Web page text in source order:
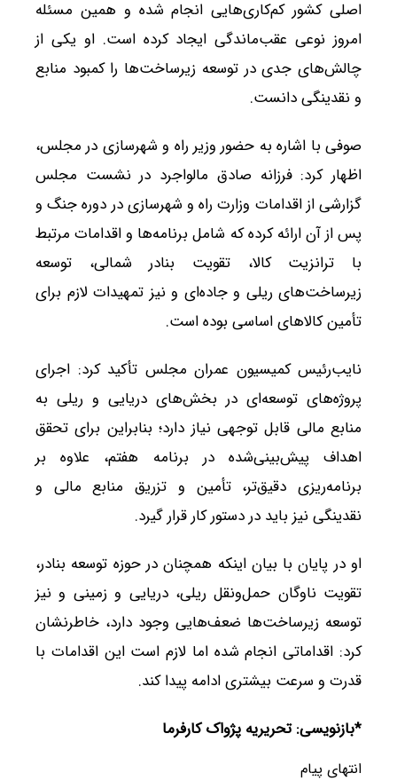
اصلی کشور کم‌کاری‌هایی انجام شده و همین مسئله
امروز نوعی عقب‌ماندگی ایجاد کرده است. او یکی از
چالش‌های جدی در توسعه زیرساخت‌ها را کمبود منابع
و نقدینگی دانست.
صوفی با اشاره به حضور وزیر راه و شهرسازی در مجلس،
اظهار کرد: فرزانه صادق مالواجرد در نشست مجلس
گزارشی از اقدامات وزارت راه و شهرسازی در دوره جنگ و
پس از آن ارائه کرده که شامل برنامه‌ها و اقدامات مرتبط
با ترانزیت کالا، تقویت بنادر شمالی، توسعه
زیرساخت‌های ریلی و جاده‌ای و نیز تمهیدات لازم برای
تأمین کالاهای اساسی بوده است.
نایب‌رئیس کمیسیون عمران مجلس تأکید کرد: اجرای
پروژه‌های توسعه‌ای در بخش‌های دریایی و ریلی به
منابع مالی قابل توجهی نیاز دارد؛ بنابراین برای تحقق
اهداف پیش‌بینی‌شده در برنامه هفتم، علاوه بر
برنامه‌ریزی دقیق‌تر، تأمین و تزریق منابع مالی و
نقدینگی نیز باید در دستور کار قرار گیرد.
او در پایان با بیان اینکه همچنان در حوزه توسعه بنادر،
تقویت ناوگان حمل‌ونقل ریلی، دریایی و زمینی و نیز
توسعه زیرساخت‌ها ضعف‌هایی وجود دارد، خاطرنشان
کرد: اقداماتی انجام شده اما لازم است این اقدامات با
قدرت و سرعت بیشتری ادامه پیدا کند.
*بازنویسی: تحریریه پژواک کارفرما
انتهای پیام